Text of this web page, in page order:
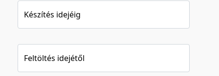
Készítés idejéig
Feltöltés idejétől